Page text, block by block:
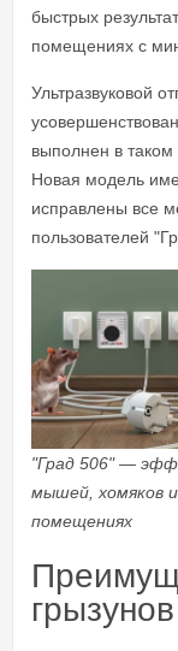
быстрых
помещениях с
Ультразвуковой
выполнен в
Новая модель
исправлены все
пользователей
"Град 506" —
мышей, хомяков
помещениях